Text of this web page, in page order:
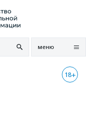
меню
18+